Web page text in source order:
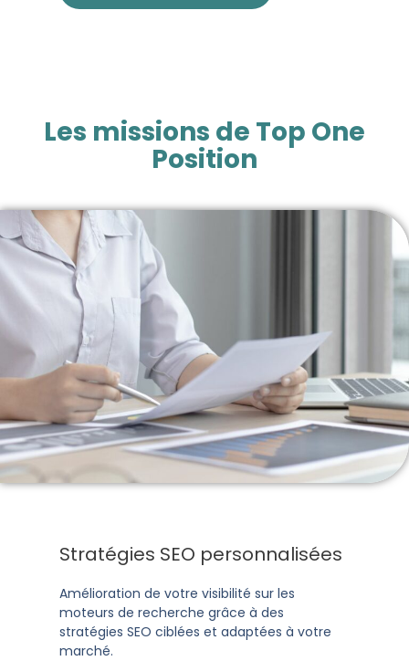
Les missions de Top One
Position
Stratégies SEO personnalisées
Amélioration de votre visibilité sur les
moteurs de recherche grâce à des
stratégies SEO ciblées et adaptées à votre
marché.